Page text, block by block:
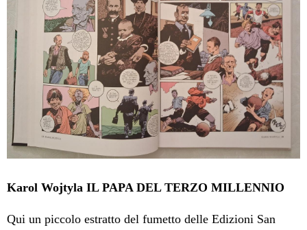
Karol Wojtyla IL PAPA DEL TERZO MILLENNIO
Qui un piccolo estratto del fumetto delle Edizioni San